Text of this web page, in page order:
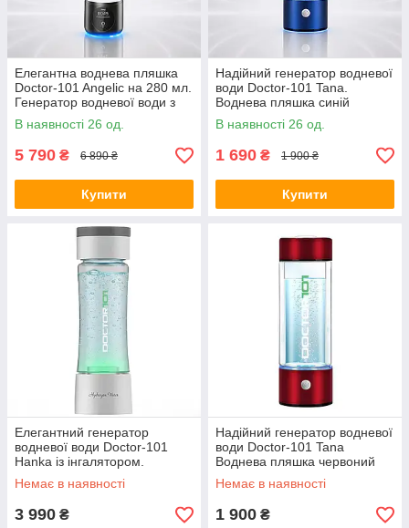
Елегантна воднева пляшка
Doctor-101 Angelic на 280 мл.
Генератор водневої води з
мембраною DuPont для
будь-якого типу води
В наявності 26 од.
5 790 ₴ 6 890 ₴
Купити
Надійний генератор водневої
води Doctor-101 Tana.
Воднева пляшка синій
металік із зарядкою від USB,
на 450 мл. Енциклопедія
В наявності 26 од.
1 690 ₴ 1 900 ₴
Купити
Елегантний генератор
водневої води Doctor-101
Hanka із інгалятором.
Працює з усіма типами
питної води. Біла воднева
Немає в наявності
3 990 ₴
Надійний генератор водневої
води Doctor-101 Tana
Воднева пляшка червоний
металік із зарядкою від USB,
на 450 мл. Енциклопедія
Немає в наявності
1 900 ₴